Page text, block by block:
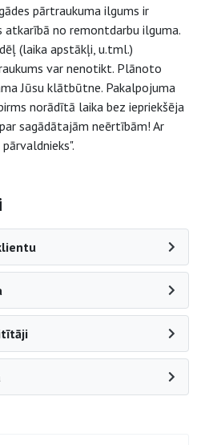
pārtraukuma ilgums ir
no remontdarbu ilguma.
(laika apstākļi, u.tml.)
var nenotikt. Plānoto
Jūsu klātbūtne. Pakalpojuma
norādītā laika bez iepriekšēja
sagādātajām neērtībām! Ar